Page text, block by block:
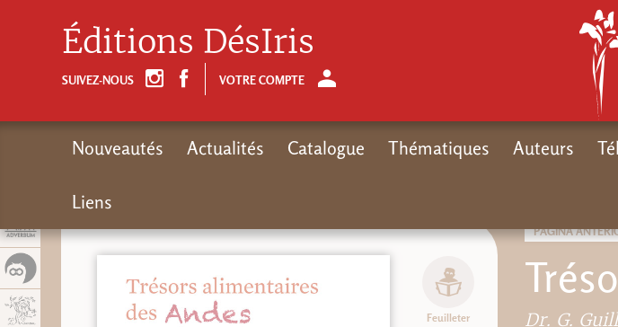
PÁGINA
Dr. G.
Feuilleter
Éditions DésIris
SUIVEZ-NOUS VOTRE COMPTE
Nouveautés Actualités Catalogue Thématiques Auteurs
Liens